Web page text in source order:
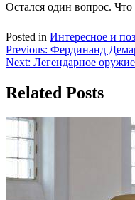
Остался один вопрос.
Posted in Интересное и
Навигация
по
записям
Previous: Фердинанд
Next: Легендарное
Related Posts